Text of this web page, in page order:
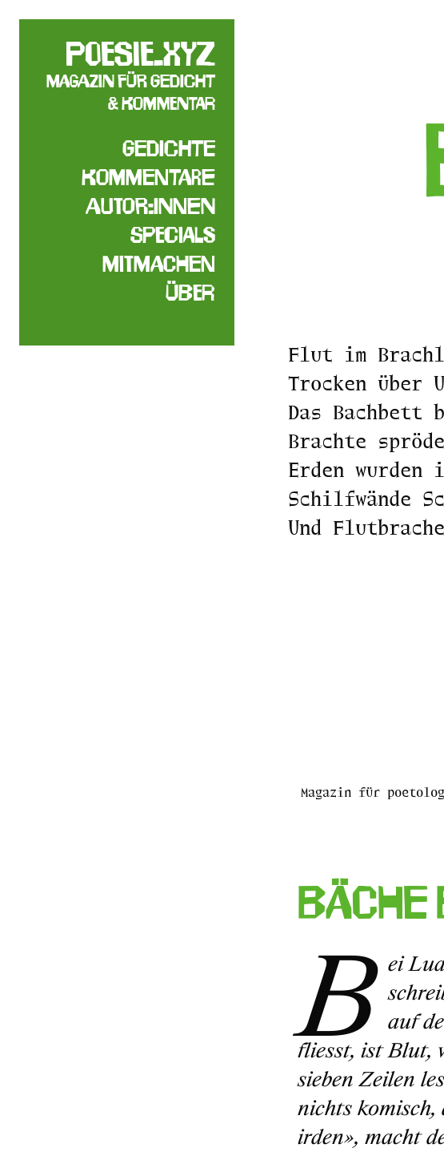
poesie.xyz
Magazin für Gedicht
& Kommentar
Gedichte
Kommentare
Autor:innen
Specials
Mitmachen
Über
Flut im
Trocken über
Das Bachbett
Brachte
Erden wurden
Schilfwände
Und
Magazin für
Bäche
B ei
auf
fliesst, ist Blut,
sieben Zeilen
nichts
irden», macht